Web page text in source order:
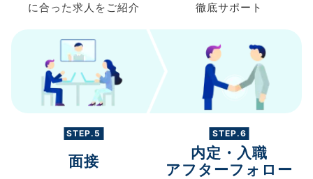
に合った求人を ご紹介
徹底サポート
STEP.5
面接
STEP.6
内定・入職
アフターフォロー